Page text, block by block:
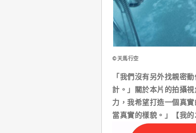
©天馬行空
「我們沒有另外找親密
計。」關於本片的拍攝
力，我希望打造一個真
當真實的樣貌。」【我